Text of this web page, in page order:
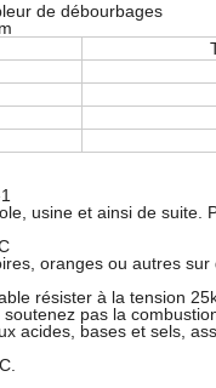
de débourbages
usine et ainsi de suite.
oranges ou autres sur
résister à la tension
pas la
acides, bases et sels,